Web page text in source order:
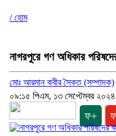
/ হোম
নাগরপুরে গণ অধিকার
মোঃ আরমান কবীর সৈকত (সম্পাদক)
০৯:১৫ পিএম, ১৩ সেপ্টেম্বর ২০২৪
ফ+